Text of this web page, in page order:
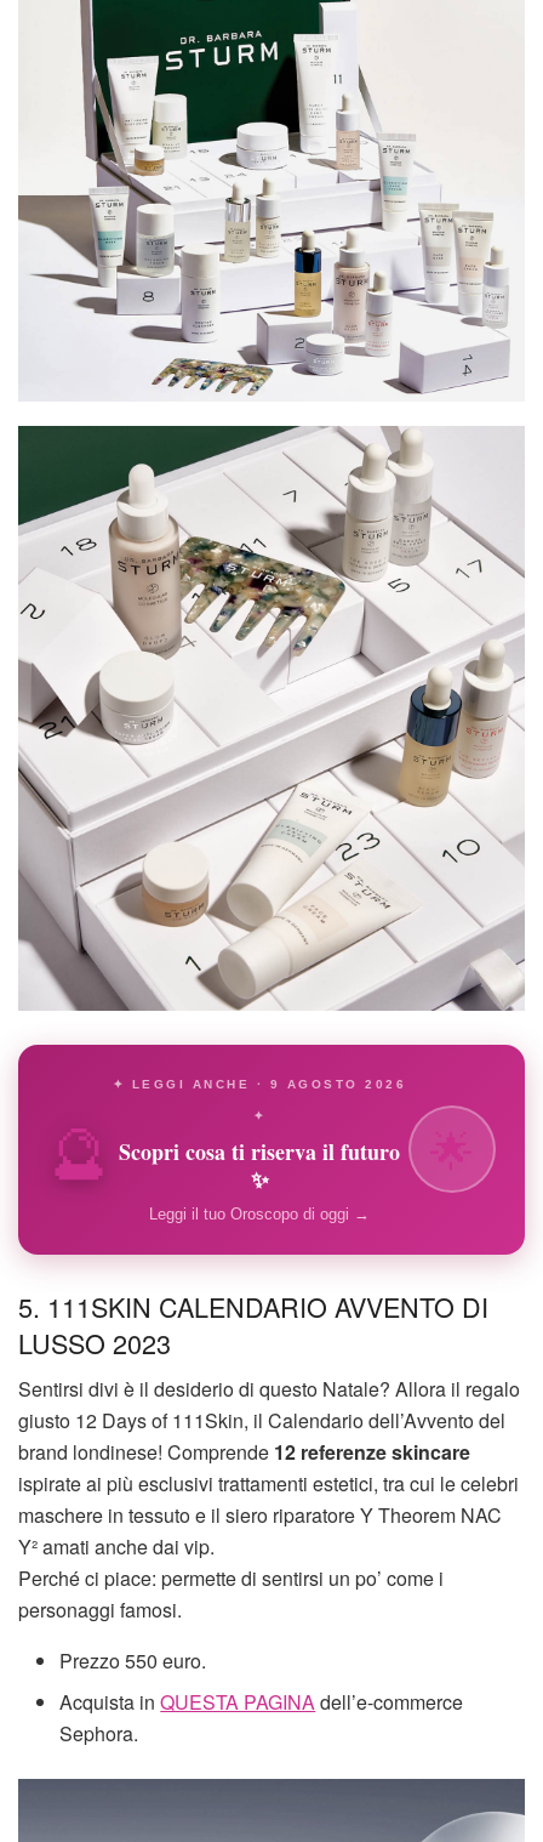
🔮
✦ LEGGI ANCHE · 9 AGOSTO 2026
✦
Scopri cosa ti riserva il futuro
✨
Leggi il tuo Oroscopo di oggi →
5. 111SKIN CALENDARIO AVVENTO DI
LUSSO 2023
Sentirsi divi è il desiderio di questo Natale? Allora il regalo
giusto 12 Days of 111Skin, il Calendario dell’Avvento del
brand londinese! Comprende 12 referenzeskincare
ispirate ai più esclusivi trattamenti estetici, tra cui le celebri
maschere in tessuto e il siero riparatore Y Theorem NAC
Y² amati anche dai vip.
Perché ci piace: permette di sentirsi un po’ come i
personaggi famosi.
Prezzo 550 euro.
Acquista inQUESTA PAGINAdell’e-commerce
Sephora.